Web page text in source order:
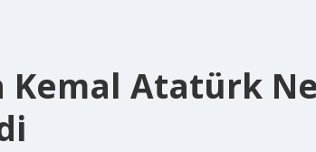
Kemal Atatürk